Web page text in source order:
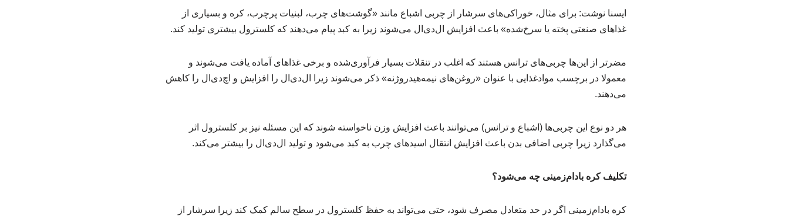
ایسنا نوشت: برای مثال، خوراکی‌های سرشار از چربی اشباع مانند «گوشت‌های چرب، لبنیات پرچرب، کره و بسیاری از
غذاهای صنعتی پخته یا سرخ‌شده» باعث افزایش ‌ال‌دی‌ال می‌شوند زیرا به کبد پیام می‌دهند که کلسترول بیشتری تولید کند.
مضرتر از این‌ها چربی‌های ترانس‌ هستند که اغلب در تنقلات بسیار فرآوری‌شده و برخی غذاهای آماده یافت می‌شوند و
معمولا در برچسب موادغذایی با عنوان «روغن‌های نیمه‌هیدروژنه» ذکر می‌شوند زیرا ال‌دی‌ال را افزایش و اچ‌دی‌ال را کاهش
می‌دهند.
هر دو نوع این چربی‌ها (اشباع و ترانس) می‌توانند باعث افزایش وزن ناخواسته شوند که این مسئله نیز بر کلسترول اثر
می‌گذارد زیرا چربی اضافی بدن باعث افزایش انتقال اسیدهای چرب به کبد می‌شود و تولید ال‌دی‌ال را بیشتر می‌کند.
تکلیف کره بادام‌زمینی چه می‌شود؟
کره بادام‌زمینی اگر در حد متعادل مصرف شود، حتی می‌تواند به حفظ کلسترول در سطح سالم کمک کند زیرا سرشار از